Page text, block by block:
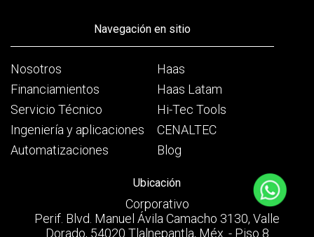
Navegación en sitio
Nosotros
Financiamientos
Servicio Técnico
Ingeniería y aplicaciones
Automatizaciones
Haas
Haas Latam
Hi-Tec Tools
CENALTEC
Blog
Ubicación
Corporativo
Perif. Blvd. Manuel Ávila Camacho 3130, Valle
Dorado, 54020 Tlalnepantla, Méx. - Piso 8